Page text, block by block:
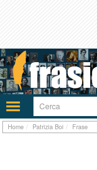
Attiva/disattiva
navigazione
Home Patrizia Boi Frase